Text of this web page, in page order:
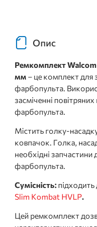
Опис
Ремкомплект
мм – це комплект для
фарбопульта.
засміченні
фарбопульта.
Містить голку-
ковпачок. Голка,
необхідні
фарбопульта.
Сумісність:
Slim Kombat HVLP.
Цей ремкомплект